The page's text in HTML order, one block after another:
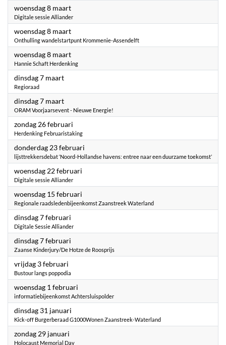
woensdag 8 maart2023
Digitale sessie Alliander
woensdag 8 maart2023
Onthulling wandelstartpunt Krommenie-Assendelft
woensdag 8 maart2023
Hannie Schaft Herdenking
dinsdag 7 maart2023
Regioraad
dinsdag 7 maart2023
ORAM Voorjaarsevent - Nieuwe Energie!
zondag 26 februari
Herdenking Februaristaking
donderdag 23 februari
lijsttrekkersdebat ‘Noord-Hollandse havens: entree naar een duurzame toekomst’
woensdag 22 februari
Digitale sessie Alliander
woensdag 15 februari
Regionale raadsledenbijeenkomst Zaanstreek Waterland
dinsdag 7 februari
Digitale Sessie Alliander
dinsdag 7 februari
Zaanse Kinderjury/De Hotze de Roosprijs
vrijdag 3 februari
Bustour langs poppodia
woensdag 1 februari
informatiebijeenkomst Achtersluispolder
dinsdag 31 januari
Kick-off Burgerberaad G1000Wonen Zaanstreek-Waterland
zondag 29 januari
Holocaust Memorial Day